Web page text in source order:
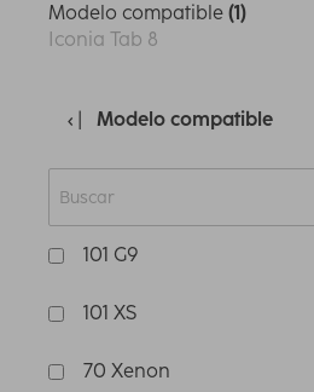
Modelo compatible (1)
Iconia Tab 8
Modelo compatible
101 G9
101 XS
70 Xenon